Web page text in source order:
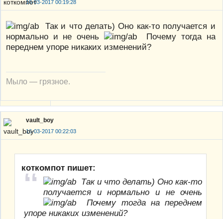
16-03-2017 00:19:28
Так и что делать) Оно как-то получается и
нормально и не очень
Почему тогда на
переднем упоре никаких изменений?
Мыло — грязное.
vault_boy
16-03-2017 00:22:03
коткомпот пишет:
Так и что делать) Оно как-то
получается и нормально и не очень
Почему тогда на переднем
упоре никаких изменений?